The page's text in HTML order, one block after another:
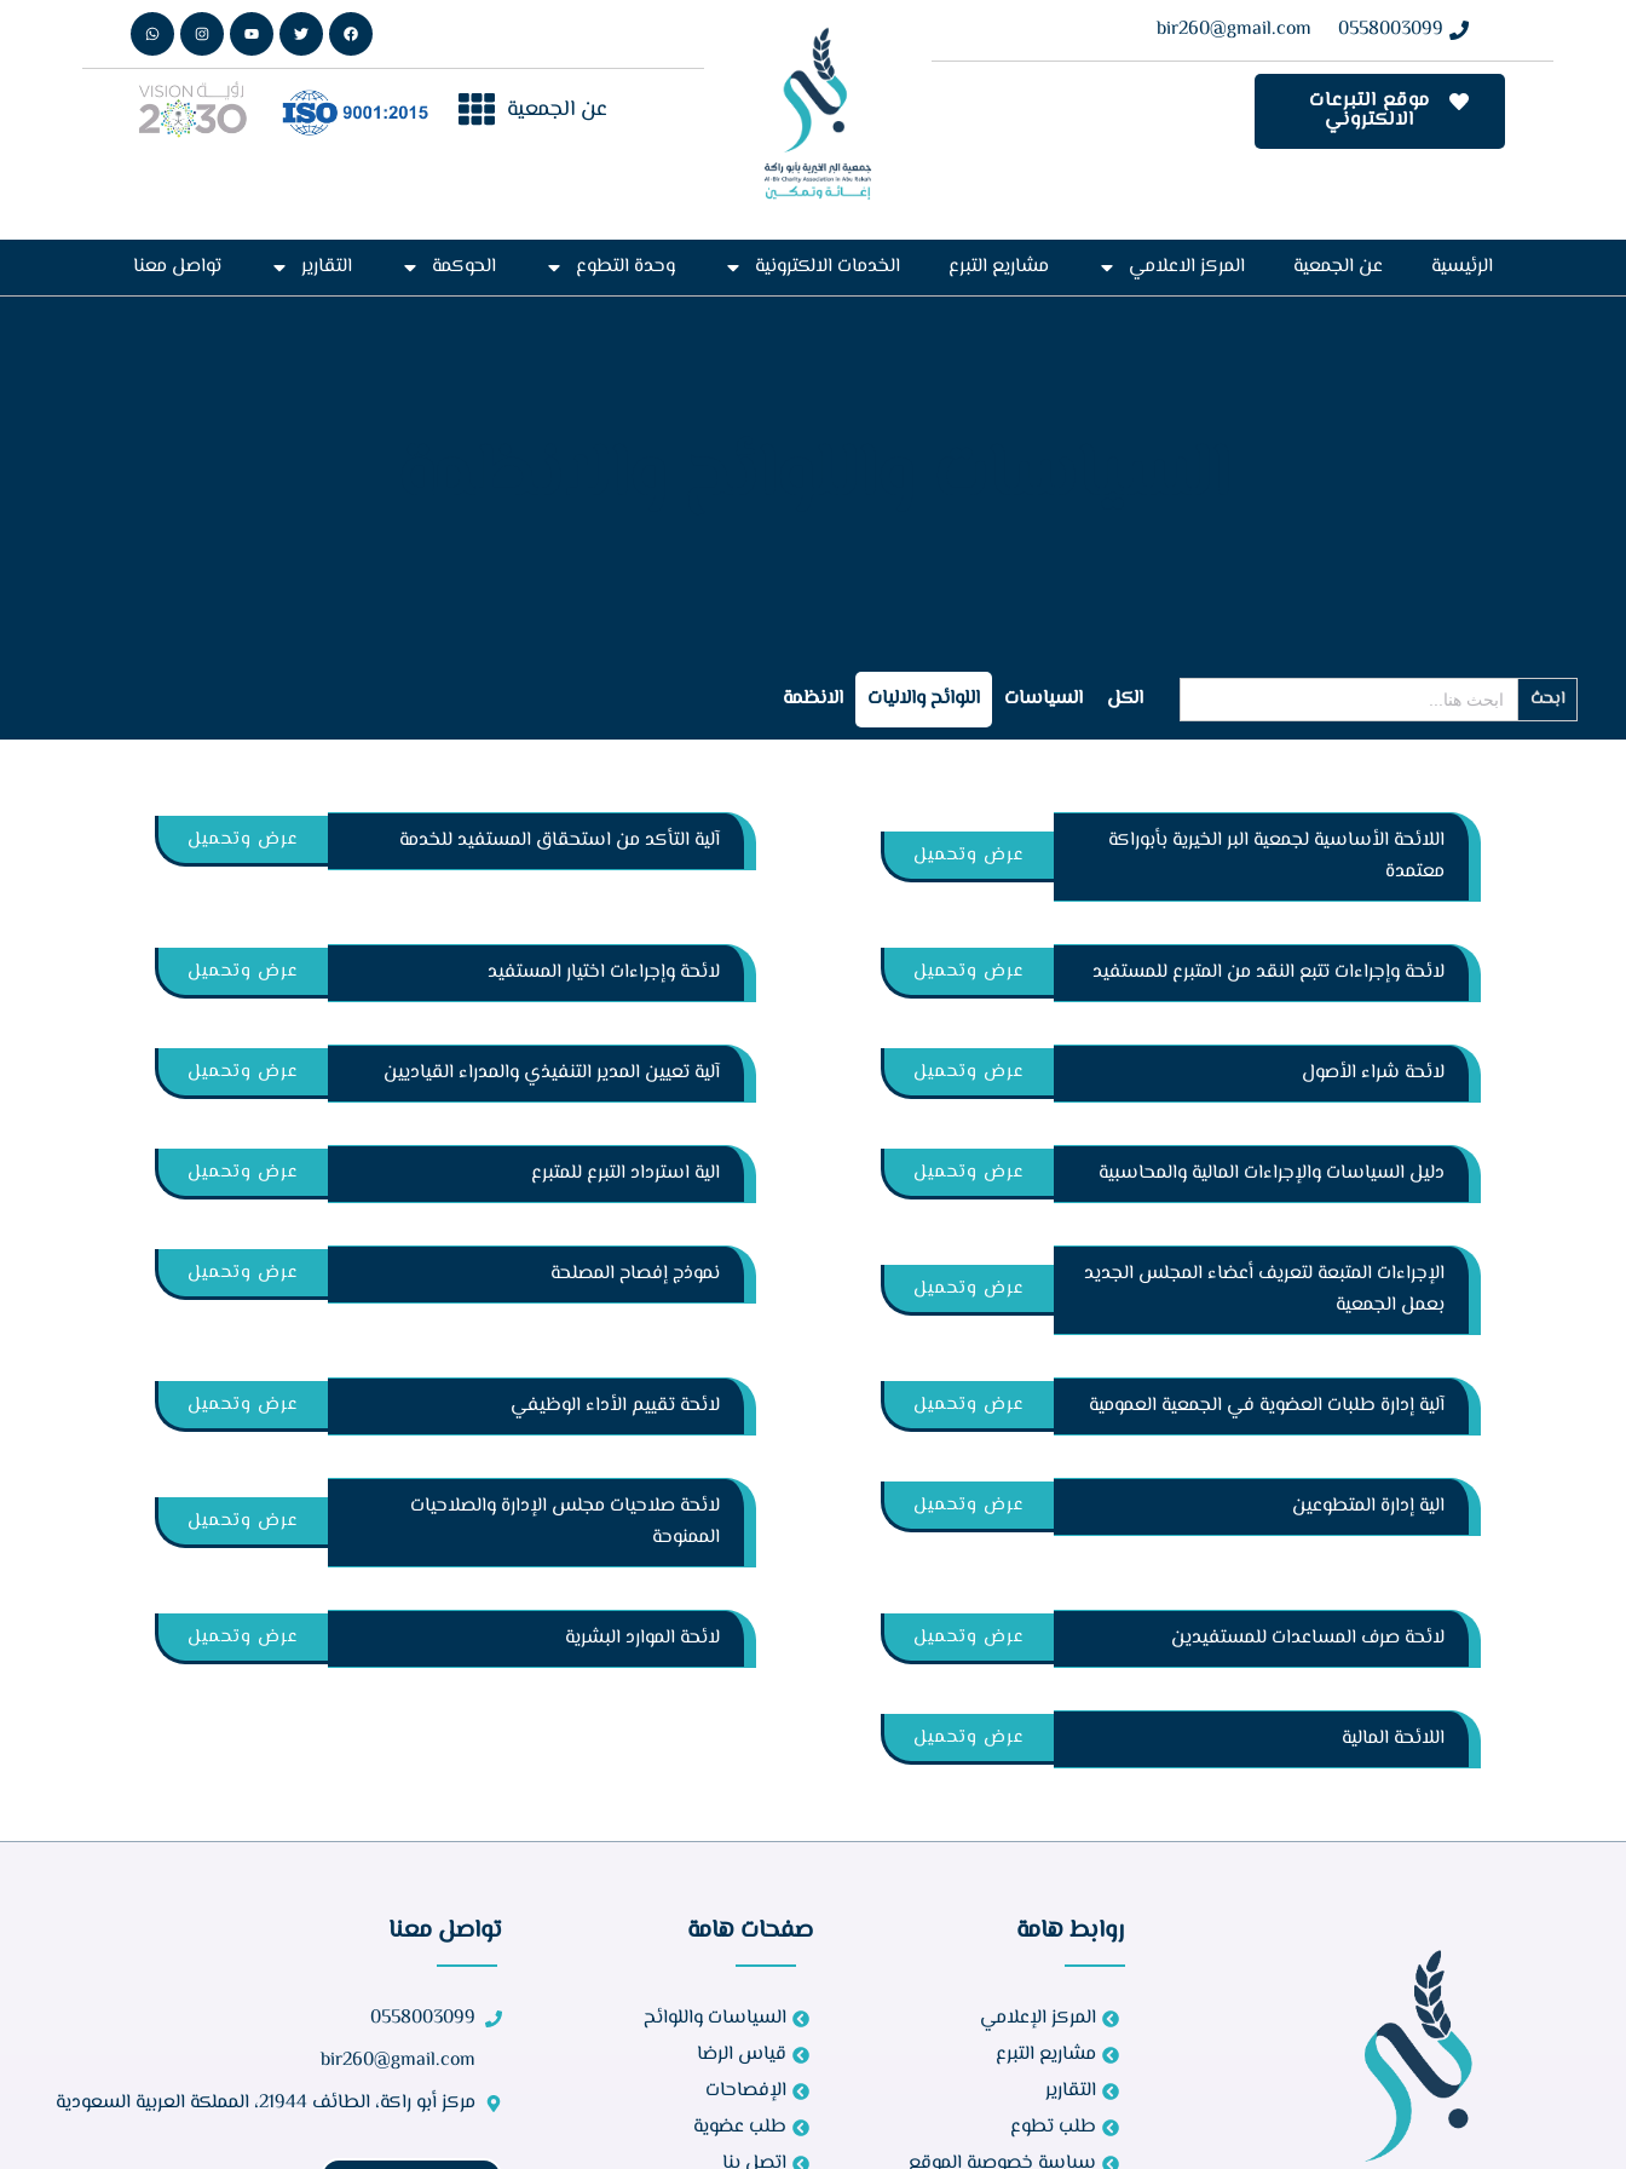
0558003099
bir260@gmail.com
موقع التبرعات
الالكتروني عن الجمعية
الرئيسية عن الجمعية المركز الاعلامي مشاريع التبرع الخدمات الالكترونية وحدة التطوع الحوكمة التقارير تواصل معنا
Search
for: الكل السياسات اللوائح والاليات الانظمة
اللائحة الأساسية لجمعية البر الخيرية بأبوراكة
معتمدة
عرض وتحميل آلية التأكد من استحقاق المستفيد للخدمة عرض وتحميل
لائحة وإجراءات تتبع النقد من المتبرع للمستفيد عرض وتحميل لائحة وإجراءات اختيار المستفيد عرض وتحميل
لائحة شراء الأصول عرض وتحميل آلية تعيين المدير التنفيذي والمدراء القياديين عرض وتحميل
دليل السياسات والإجراءات المالية والمحاسبية عرض وتحميل الية استرداد التبرع للمتبرع عرض وتحميل
الإجراءات المتبعة لتعريف أعضاء المجلس الجديد
بعمل الجمعية
عرض وتحميل نموذج إفصاح المصلحة عرض وتحميل
آلية إدارة طلبات العضوية في الجمعية العمومية عرض وتحميل لائحة تقييم الأداء الوظيفي عرض وتحميل
الية إدارة المتطوعين عرض وتحميل
لائحة صلاحيات مجلس الإدارة والصلاحيات
الممنوحة
عرض وتحميل
لائحة صرف المساعدات للمستفيدين عرض وتحميل لائحة الموارد البشرية عرض وتحميل
اللائحة المالية عرض وتحميل
روابط هامة
المركز الإعلامي
مشاريع التبرع
التقارير
طلب تطوع
صفحات هامة
السياسات واللوائح
قياس الرضا
الإفصاحات
طلب عضوية
تواصل معنا
0558003099
bir260@gmail.com
مركز أبو راكة، الطائف 21944، المملكة العربية السعودية